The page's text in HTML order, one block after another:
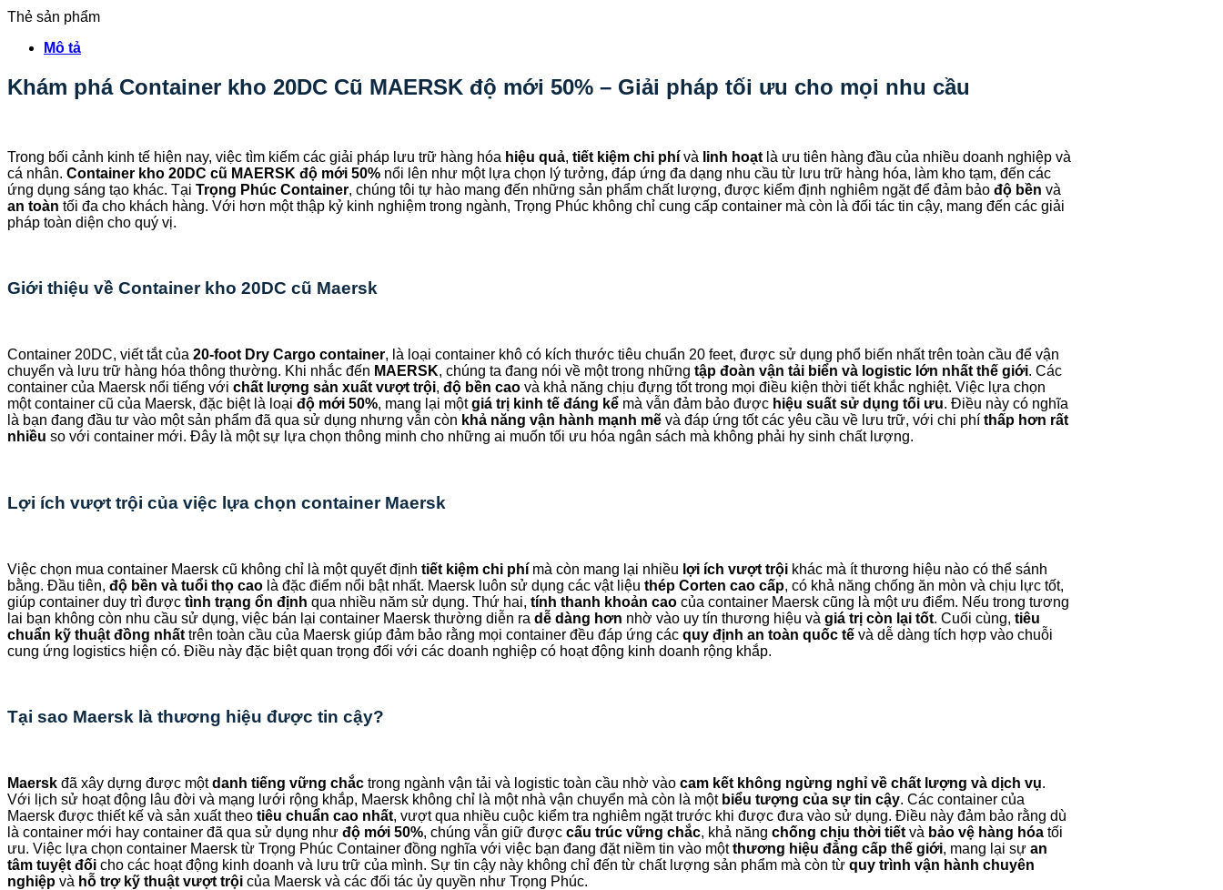
Thẻ sản phẩm
Mô tả
Khám phá Container kho 20DC Cũ MAERSK độ mới 50% – Giải pháp tối ưu cho mọi nhu cầu
Trong bối cảnh kinh tế hiện nay, việc tìm kiếm các giải pháp lưu trữ hàng hóa hiệu quả, tiết kiệm chi phí và linh hoạt là ưu tiên hàng đầu của nhiều doanh nghiệp và
cá nhân. Container kho 20DC cũ MAERSK độ mới 50% nổi lên như một lựa chọn lý tưởng, đáp ứng đa dạng nhu cầu từ lưu trữ hàng hóa, làm kho tạm, đến các
ứng dụng sáng tạo khác. Tại Trọng Phúc Container, chúng tôi tự hào mang đến những sản phẩm chất lượng, được kiểm định nghiêm ngặt để đảm bảo độ bền và
an toàn tối đa cho khách hàng. Với hơn một thập kỷ kinh nghiệm trong ngành, Trọng Phúc không chỉ cung cấp container mà còn là đối tác tin cậy, mang đến các giải
pháp toàn diện cho quý vị.
Giới thiệu về Container kho 20DC cũ Maersk
Container 20DC, viết tắt của 20-foot Dry Cargo container, là loại container khô có kích thước tiêu chuẩn 20 feet, được sử dụng phổ biến nhất trên toàn cầu để vận
chuyển và lưu trữ hàng hóa thông thường. Khi nhắc đến MAERSK, chúng ta đang nói về một trong những tập đoàn vận tải biển và logistic lớn nhất thế giới. Các
container của Maersk nổi tiếng với chất lượng sản xuất vượt trội, độ bền cao và khả năng chịu đựng tốt trong mọi điều kiện thời tiết khắc nghiệt. Việc lựa chọn
một container cũ của Maersk, đặc biệt là loại độ mới 50%, mang lại mộtgiá trị kinh tế đáng kể mà vẫn đảm bảo được hiệu suất sử dụng tối ưu. Điều này có nghĩa
là bạn đang đầu tư vào một sản phẩm đã qua sử dụng nhưng vẫn còn khả năng vận hành mạnh mẽ và đáp ứng tốt các yêu cầu về lưu trữ, với chi phí thấp hơn rất
nhiều so với container mới. Đây là một sự lựa chọn thông minh cho những ai muốn tối ưu hóa ngân sách mà không phải hy sinh chất lượng.
Lợi ích vượt trội của việc lựa chọn container Maersk
Việc chọn mua container Maersk cũ không chỉ là một quyết định tiết kiệm chi phí mà còn mang lại nhiều lợi ích vượt trội khác mà ít thương hiệu nào có thể sánh
bằng. Đầu tiên, độ bền và tuổi thọ cao là đặc điểm nổi bật nhất. Maersk luôn sử dụng các vật liệu thép Corten cao cấp, có khả năng chống ăn mòn và chịu lực tốt,
giúp container duy trì được tình trạng ổn định qua nhiều năm sử dụng. Thứ hai, tính thanh khoản cao của container Maersk cũng là một ưu điểm. Nếu trong tương
lai bạn không còn nhu cầu sử dụng, việc bán lại container Maersk thường diễn ra dễ dàng hơn nhờ vào uy tín thương hiệu và giá trị còn lại tốt. Cuối cùng, tiêu
chuẩn kỹ thuật đồng nhất trên toàn cầu của Maersk giúp đảm bảo rằng mọi container đều đáp ứng các quy định an toàn quốc tế và dễ dàng tích hợp vào chuỗi
cung ứng logistics hiện có. Điều này đặc biệt quan trọng đối với các doanh nghiệp có hoạt động kinh doanh rộng khắp.
Tại sao Maersk là thương hiệu được tin cậy?
Maersk đã xây dựng được mộtdanh tiếng vững chắc trong ngành vận tải và logistic toàn cầu nhờ vào cam kết không ngừng nghỉ về chất lượng và dịch vụ.
Với lịch sử hoạt động lâu đời và mạng lưới rộng khắp, Maersk không chỉ là một nhà vận chuyển mà còn là một biểu tượng của sự tin cậy. Các container của
Maersk được thiết kế và sản xuất theo tiêu chuẩn cao nhất, vượt qua nhiều cuộc kiểm tra nghiêm ngặt trước khi được đưa vào sử dụng. Điều này đảm bảo rằng dù
là container mới hay container đã qua sử dụng như độ mới 50%, chúng vẫn giữ được cấu trúc vững chắc, khả năng chống chịu thời tiết và bảo vệ hàng hóa tối
ưu. Việc lựa chọn container Maersk từ Trọng Phúc Container đồng nghĩa với việc bạn đang đặt niềm tin vào mộtthương hiệu đẳng cấp thế giới, mang lại sự an
tâm tuyệt đối cho các hoạt động kinh doanh và lưu trữ của mình. Sự tin cậy này không chỉ đến từ chất lượng sản phẩm mà còn từ quy trình vận hành chuyên
nghiệp và hỗ trợ kỹ thuật vượt trội của Maersk và các đối tác ủy quyền như Trọng Phúc.